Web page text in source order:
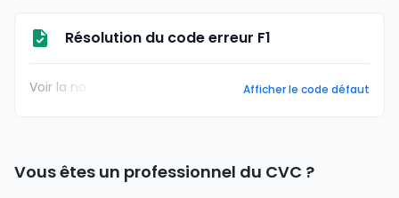
Résolution du code erreur F1
Voir la no Afficher le code défaut
Vous êtes un professionnel du CVC ?